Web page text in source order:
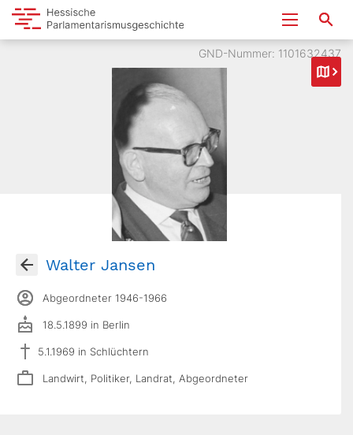
GND-Nummer: 1101632437
Walter Jansen
Abgeordneter 1946-1966
18.5.1899 in Berlin
5.1.1969 in Schlüchtern
Landwirt, Politiker, Landrat, Abgeordneter